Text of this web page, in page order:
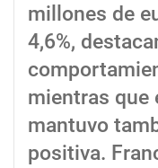
millones de
4,6%,
mientras que
mantuvo
positiva.